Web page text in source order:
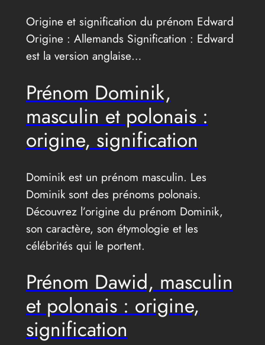
Origine et signification du prénom Edward
Origine : Allemands Signification : Edward
est la version anglaise…
Prénom Dominik,
masculin et polonais :
origine, signification
Dominik est un prénom masculin. Les
Dominik sont des prénoms polonais.
Découvrez l’origine du prénom Dominik,
son caractère, son étymologie et les
célébrités qui le portent.
Prénom Dawid, masculin
et polonais : origine,
signification